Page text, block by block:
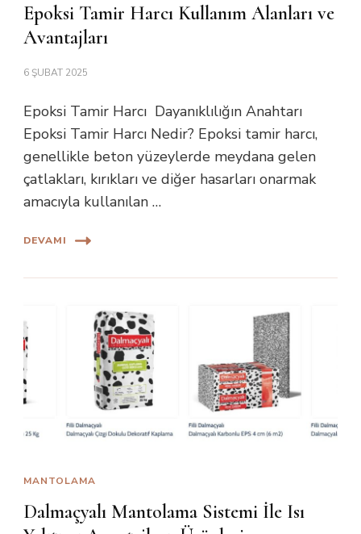
Epoksi Tamir Harcı Kullanım Alanları ve
Avantajları
6 ŞUBAT 2025
Epoksi Tamir Harcı Dayanıklılığın Anahtarı
Epoksi Tamir Harcı Nedir? Epoksi tamir harcı,
genellikle beton yüzeylerde meydana gelen
çatlakları, kırıkları ve diğer hasarları onarmak
amacıyla kullanılan …
DEVAMI
MANTOLAMA
Dalmaçyalı Mantolama Sistemi İle Isı